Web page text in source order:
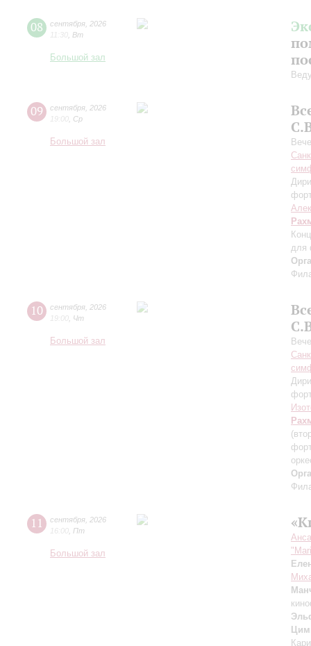
08 сентября 2026
11:30 Вт
Большой зал
09 сентября 2026
19:00 Ср
Большой зал
для
10 сентября 2026
19:00 Чт
Большой зал
11 сентября 2026
16:00 Пт
Большой зал